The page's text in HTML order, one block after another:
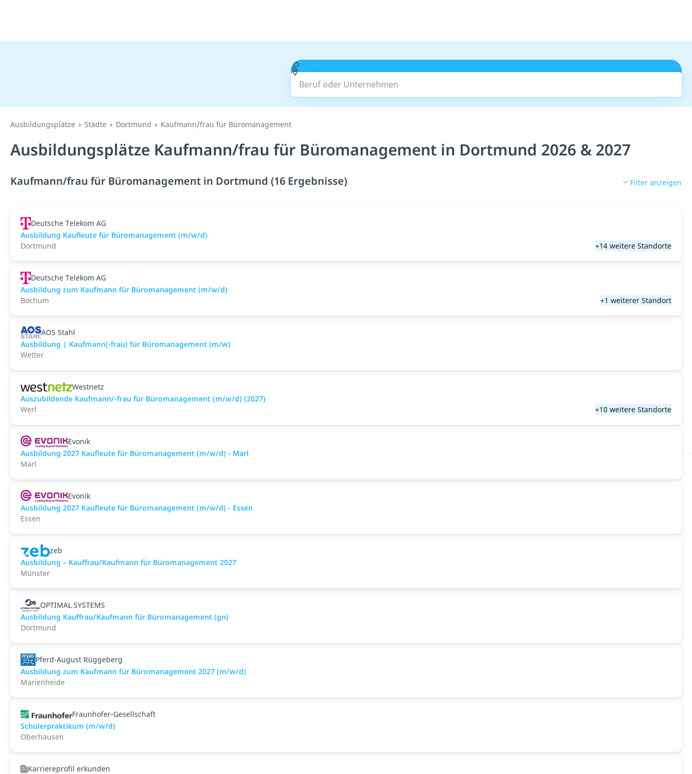
Beruf oder Unternehmen
Ausbildungsplätze Städte Dortmund Kaufmann/frau für Büromanagement
Ausbildungsplätze Kaufmann/frau für Büromanagement in Dortmund 2026 & 2027
Kaufmann/frau für Büromanagement in Dortmund (16 Ergebnisse) Filter anzeigen
Deutsche Telekom AG
Ausbildung Kaufleute für Büromanagement (m/w/d)
Dortmund
+14 weitere Standorte
Deutsche Telekom AG
Ausbildung zum Kaufmann für Büromanagement (m/w/d)
Bochum
+1 weiterer Standort
AOS Stahl
Ausbildung | Kaufmann(-frau) für Büromanagement (m/w)
Wetter
Westnetz
Auszubildende Kaufmann/-frau für Büromanagement (m/w/d) (2027)
Werl
+10 weitere Standorte
Evonik
Ausbildung 2027 Kaufleute für Büromanagement (m/w/d) - Marl
Marl
Evonik
Ausbildung 2027 Kaufleute für Büromanagement (m/w/d) - Essen
Essen
zeb
Ausbildung – Kauffrau/Kaufmann für Büromanagement 2027
Münster
OPTIMAL SYSTEMS
Ausbildung Kauffrau/Kaufmann für Büromanagement (gn)
Dortmund
Pferd-August Rüggeberg
Ausbildung zum Kaufmann für Büromanagement 2027 (m/w/d)
Marienheide
Fraunhofer-Gesellschaft
Schülerpraktikum (m/w/d)
Oberhausen
Karriereprofil erkunden